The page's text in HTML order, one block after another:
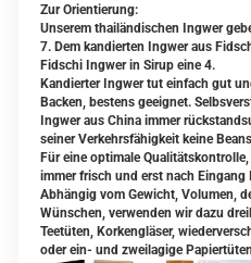
Zur Orientierung:
Unserem thailändischen Ingwer
7. Dem kandierten Ingwer aus
Fidschi Ingwer in Sirup eine 4.
Kandierter Ingwer tut einfach gut
Backen, bestens geeignet.
Ingwer aus China immer
seiner Verkehrsfähigkeit keine
Für eine optimale
immer frisch und erst nach Eingang
Abhängig vom Gewicht, Volumen,
Wünschen, verwenden wir dazu
Teetüten, Korkengläser,
oder ein- und zweilagige